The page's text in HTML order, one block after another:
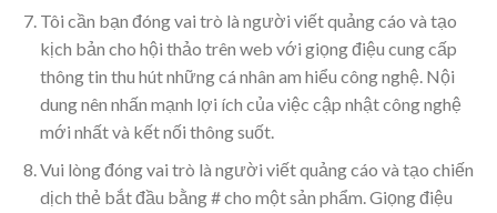
Tôi cần bạn đóng vai trò là người viết quảng cáo và tạo
kịch bản cho hội thảo trên web với giọng điệu cung cấp
thông tin thu hút những cá nhân am hiểu công nghệ. Nội
dung nên nhấn mạnh lợi ích của việc cập nhật công nghệ
mới nhất và kết nối thông suốt.
Vui lòng đóng vai trò là người viết quảng cáo và tạo chiến
dịch thẻ bắt đầu bằng # cho một sản phẩm. Giọng điệu